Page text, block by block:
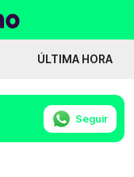
ÚLTIMA HORA
Seguir